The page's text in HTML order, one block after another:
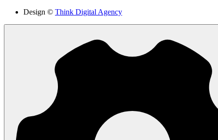
Design © Think Digital Agency